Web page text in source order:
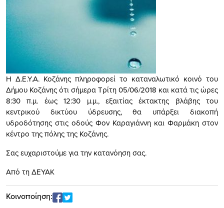
Η Δ.Ε.Υ.Α. Κοζάνης πληροφορεί το καταναλωτικό κοινό του
Δήμου Κοζάνης ότι σήμερα Τρίτη 05/06/2018 και κατά τις ώρες
8:30 π.μ. έως 12:30 μ.μ., εξαιτίας έκτακτης βλάβης του
κεντρικού δικτύου ύδρευσης, θα υπάρξει διακοπή
υδροδότησης στις οδούς Φον Καραγιάννη και Φαρμάκη στον
κέντρο της πόλης της Κοζάνης.
Σας ευχαριστούμε για την κατανόηση σας.
Από τη ΔΕΥΑΚ
Κοινοποίηση: